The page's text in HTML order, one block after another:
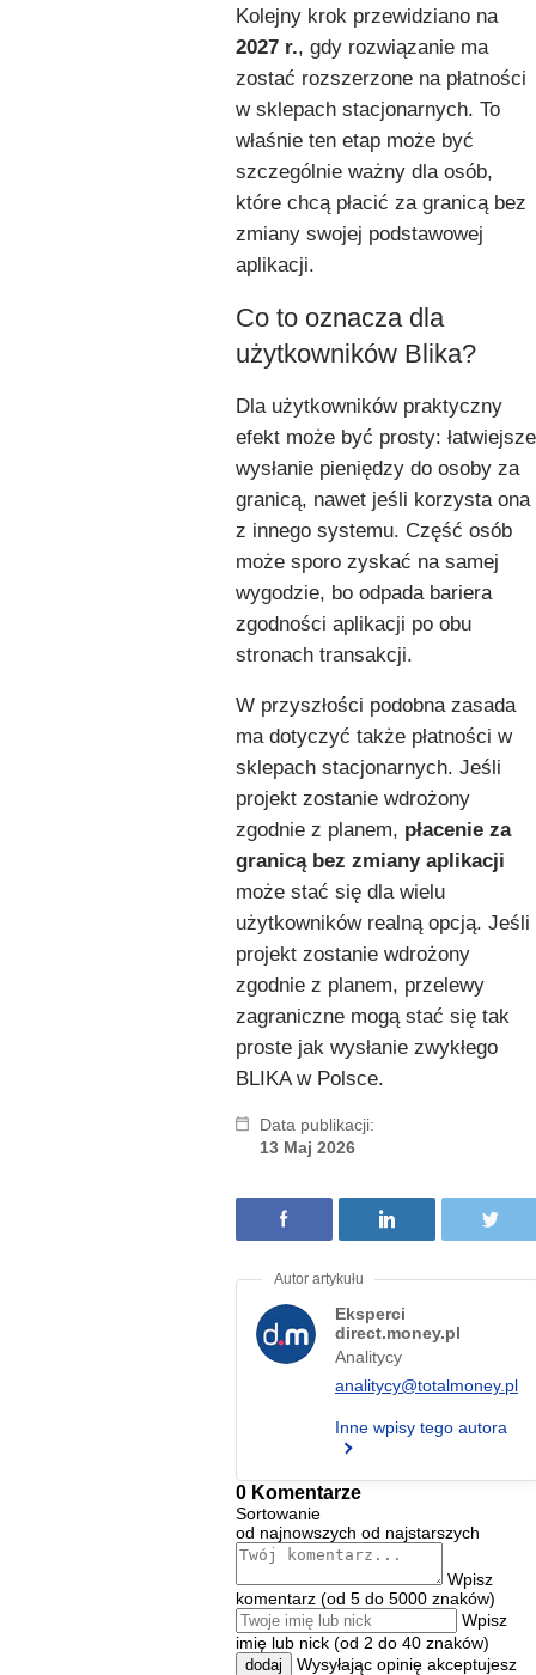
Kolejny krok przewidziano na
2027 r., gdy rozwiązanie ma
zostać rozszerzone na płatności
w sklepach stacjonarnych. To
właśnie ten etap może być
szczególnie ważny dla osób,
które chcą płacić za granicą bez
zmiany swojej podstawowej
aplikacji.
Co to oznacza dla
użytkowników Blika?
Dla użytkowników praktyczny
efekt może być prosty: łatwiejsze
wysłanie pieniędzy do osoby za
granicą, nawet jeśli korzysta ona
z innego systemu. Część osób
może sporo zyskać na samej
wygodzie, bo odpada bariera
zgodności aplikacji po obu
stronach transakcji.
W przyszłości podobna zasada
ma dotyczyć także płatności w
sklepach stacjonarnych. Jeśli
projekt zostanie wdrożony
zgodnie z planem, płacenie za
granicą bez zmiany aplikacji
może stać się dla wielu
użytkowników realną opcją. Jeśli
projekt zostanie wdrożony
zgodnie z planem, przelewy
zagraniczne mogą stać się tak
proste jak wysłanie zwykłego
BLIKA w Polsce.
Data publikacji:
13 Maj 2026
Eksperci
direct.money.pl
Analitycy
analitycy@totalmoney.pl
Inne wpisy tego autora
0 Komentarze
Sortowanie
od najnowszych od najstarszych
Wpisz
komentarz (od 5 do 5000 znaków)
Wpisz
imię lub nick (od 2 do 40 znaków)
dodaj
Wysyłając opinię akceptujesz